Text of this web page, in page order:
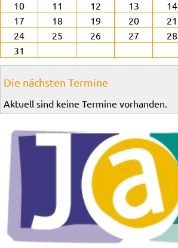
10
11 12 13 14
17
18 19 20 21
24
25 26 27 28
31
Die nächsten Termine
Aktuell sind keine Termine vorhanden.